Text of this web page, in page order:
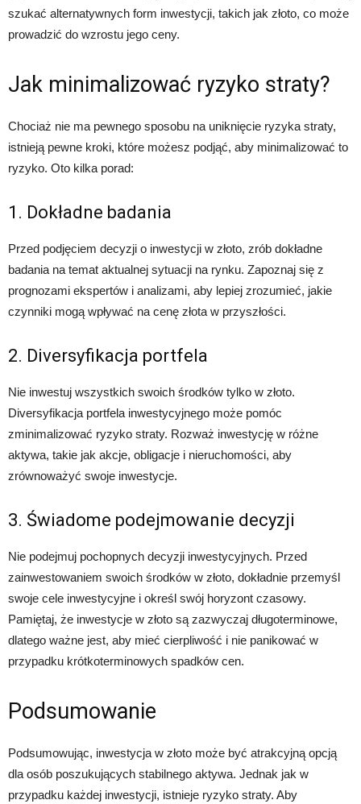
szukać alternatywnych form inwestycji, takich jak złoto, co może
prowadzić do wzrostu jego ceny.
Jak minimalizować ryzyko straty?
Chociaż nie ma pewnego sposobu na uniknięcie ryzyka straty,
istnieją pewne kroki, które możesz podjąć, aby minimalizować to
ryzyko. Oto kilka porad:
1. Dokładne badania
Przed podjęciem decyzji o inwestycji w złoto, zrób dokładne
badania na temat aktualnej sytuacji na rynku. Zapoznaj się z
prognozami ekspertów i analizami, aby lepiej zrozumieć, jakie
czynniki mogą wpływać na cenę złota w przyszłości.
2. Diversyfikacja portfela
Nie inwestuj wszystkich swoich środków tylko w złoto.
Diversyfikacja portfela inwestycyjnego może pomóc
zminimalizować ryzyko straty. Rozważ inwestycję w różne
aktywa, takie jak akcje, obligacje i nieruchomości, aby
zrównoważyć swoje inwestycje.
3. Świadome podejmowanie decyzji
Nie podejmuj pochopnych decyzji inwestycyjnych. Przed
zainwestowaniem swoich środków w złoto, dokładnie przemyśl
swoje cele inwestycyjne i określ swój horyzont czasowy.
Pamiętaj, że inwestycje w złoto są zazwyczaj długoterminowe,
dlatego ważne jest, aby mieć cierpliwość i nie panikować w
przypadku krótkoterminowych spadków cen.
Podsumowanie
Podsumowując, inwestycja w złoto może być atrakcyjną opcją
dla osób poszukujących stabilnego aktywa. Jednak jak w
przypadku każdej inwestycji, istnieje ryzyko straty. Aby